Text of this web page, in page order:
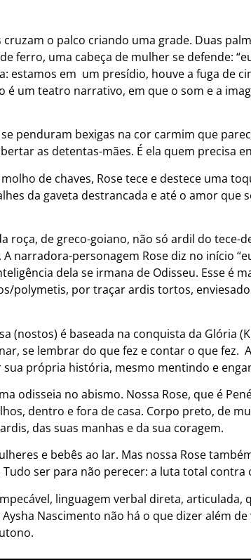
o palco criando uma grade. Duas
ferro, uma cabeça de mulher se defende:
estamos em um presídio, houve a fuga de
é um teatro narrativo, em que o som e a
penduram bexigas na cor carmim que
as detentas-mães. É ela quem precisa
de chaves, Rose tece e destece uma
da gaveta destrancada e até o amor que
roça, de greco-goiano, não só ardil do tece-
narradora-personagem Rose diz no início
dela se irmana de Odisseu. Esse é
polymetis, por traçar ardis tortos,
(nostos) é baseada na conquista da Glória
se lembrar do que fez e contar o que fez.
própria história, mesmo mentindo e
odisseia no abismo. Nossa Rose, que é
dentro e fora de casa. Corpo preto, de
das suas manhas e da sua coragem.
e bebês ao lar. Mas nossa Rose
ser para não perecer: a luta total contra
linguagem verbal direta, articulada,
Nascimento não há o que dizer além